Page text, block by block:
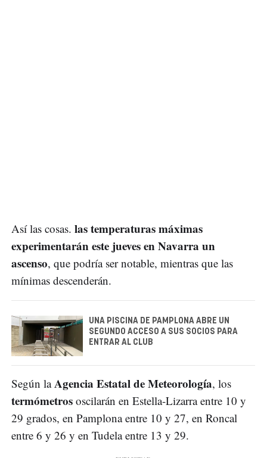
Así las cosas. las temperaturas máximas
experimentarán este jueves en Navarra un
ascenso, que podría ser notable, mientras que las
mínimas descenderán.
UNA PISCINA DE PAMPLONA ABRE UN
SEGUNDO ACCESO A SUS SOCIOS PARA
ENTRAR AL CLUB
Según laAgencia Estatal de Meteorología, los
termómetros oscilarán en Estella-Lizarra entre 10 y
29 grados, en Pamplona entre 10 y 27, en Roncal
entre 6 y 26 y en Tudela entre 13 y 29.